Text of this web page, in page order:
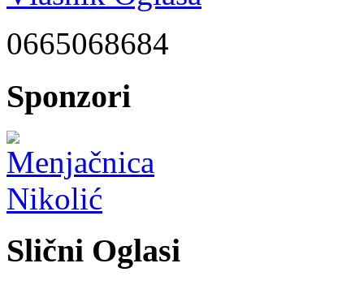
0665068684
Sponzori
Slični Oglasi